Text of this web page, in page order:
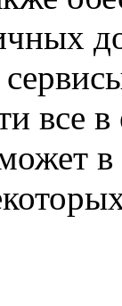
все
в